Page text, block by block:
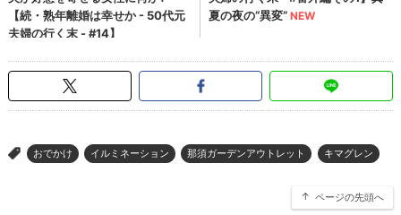
> おでかけ イルミネーション 那須ガーデンアウトレット キマグレン
ページの先頭へ